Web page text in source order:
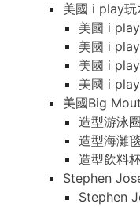
美國 i play玩
美國 i
美國 i
美國 i
美國 i
美國Big
造型游泳圈
造型海灘
造型飲料
Stephen
Stephen